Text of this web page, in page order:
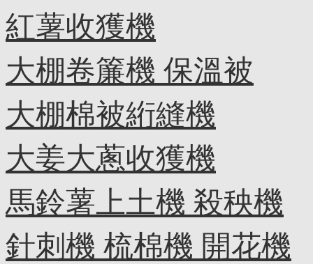
紅薯收獲機
大棚卷簾機 保溫被
大棚棉被絎縫機
大姜大蔥收獲機
馬鈴薯上土機 殺秧機
針刺機 梳棉機 開花機